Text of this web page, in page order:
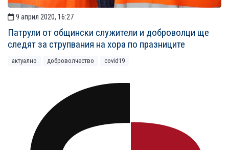
9 април 2020, 16:27
Патрули от общински служители и доброволци ще
следят за струпвания на хора по празниците
актуално доброволчество covid19